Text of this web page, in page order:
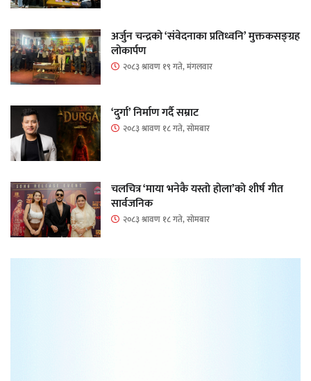
अर्जुन चन्द्रको ‘संवेदनाका प्रतिध्वनि’ मुक्तकसङ्ग्रह
लोकार्पण
२०८३ श्रावण १९ गते, मंगलवार
‘दुर्गा’ निर्माण गर्दै सम्राट
२०८३ श्रावण १८ गते, सोमबार
चलचित्र ‘माया भनेकै यस्तो होला’को शीर्ष गीत
सार्वजनिक
२०८३ श्रावण १८ गते, सोमबार